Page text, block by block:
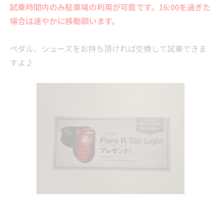
試乗時間内のみ駐車場の利用が可能です。16:00を過ぎた
場合は速やかに移動願います。
ペダル、シューズをお持ち頂ければ交換して試乗できま
すよ♪